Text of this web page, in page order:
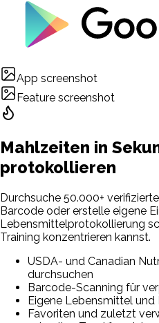
App screenshot
Feature screenshot
Mahlzeiten in
protokollieren
Durchsuche 50.000+
Barcode oder erstelle eigene
Lebensmittelprotokollierung
Training konzentrieren kannst.
USDA- und Canadian
durchsuchen
Barcode-Scanning für
Eigene Lebensmittel und
Favoriten und zuletzt